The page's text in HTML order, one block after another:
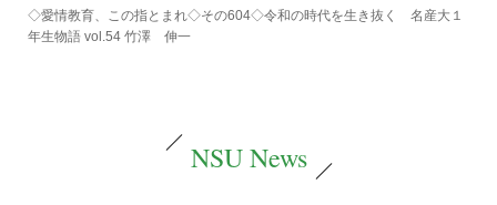
◇愛情教育、この指とまれ◇その604◇令和の時代を生き抜く 名産大１
年生物語 vol.54 竹澤 伸一
NSU News